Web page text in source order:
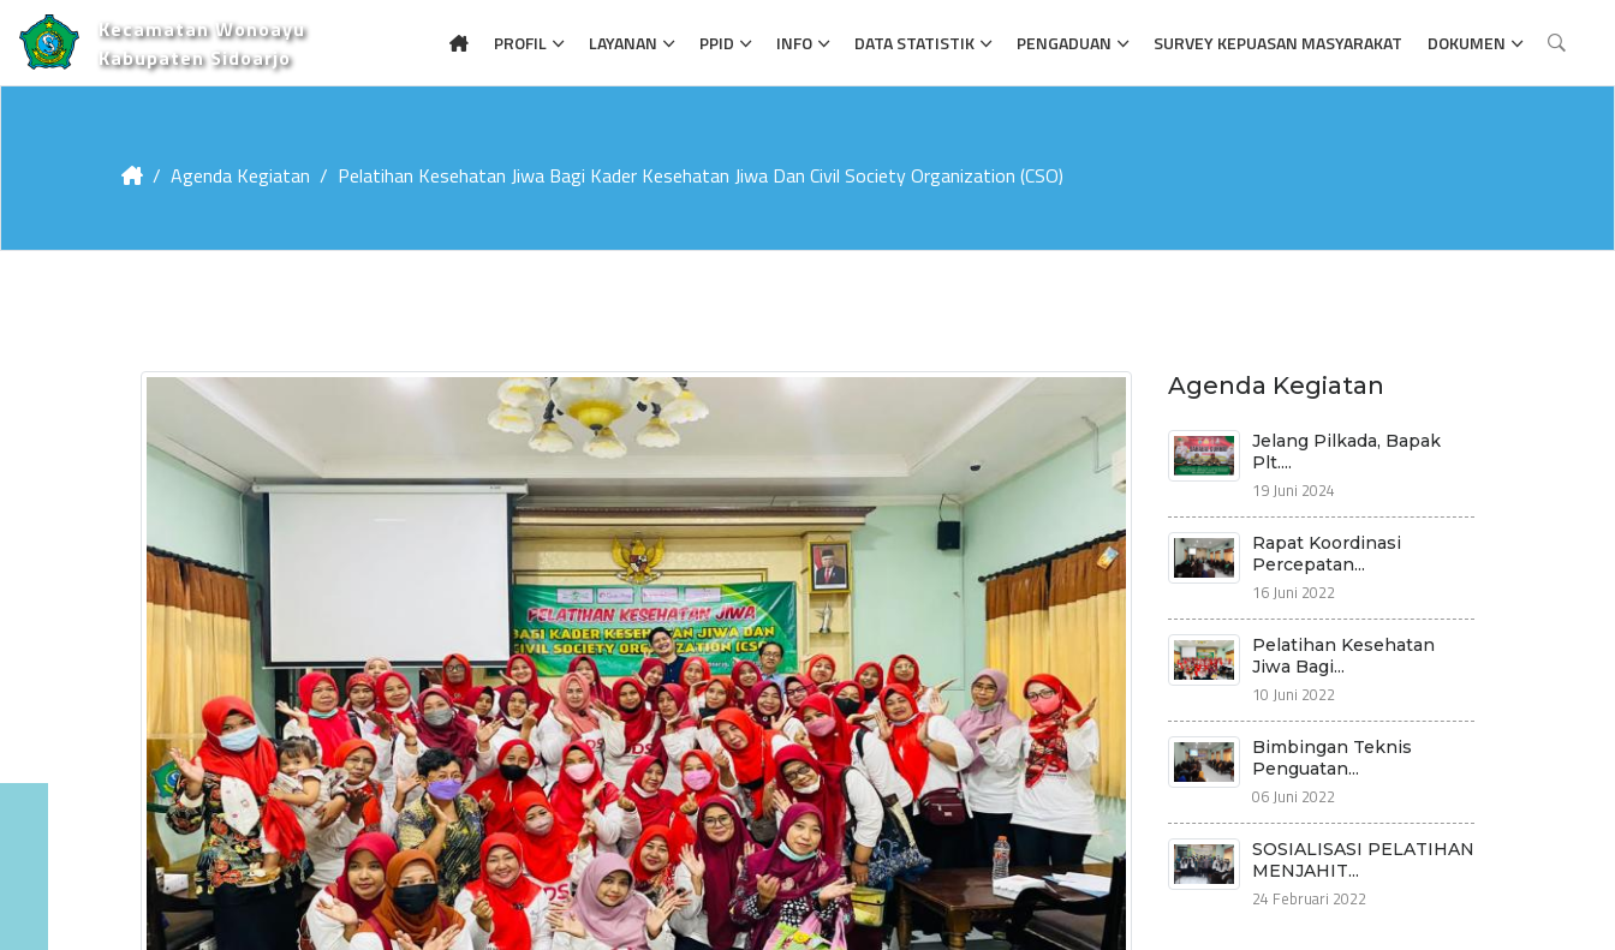
Kecamatan Wonoayu
Kabupaten Sidoarjo
PROFIL LAYANAN PPID INFO DATA STATISTIK PENGADUAN SURVEY KEPUASAN MASYARAKAT DOKUMEN
Agenda Kegiatan Pelatihan Kesehatan Jiwa Bagi Kader Kesehatan Jiwa Dan Civil Society Organization (CSO)
Agenda Kegiatan
Jelang Pilkada, Bapak
Plt....
19 Juni 2024
Rapat Koordinasi
Percepatan...
16 Juni 2022
Pelatihan Kesehatan
Jiwa Bagi...
10 Juni 2022
Bimbingan Teknis
Penguatan...
06 Juni 2022
SOSIALISASI PELATIHAN
MENJAHIT...
24 Februari 2022